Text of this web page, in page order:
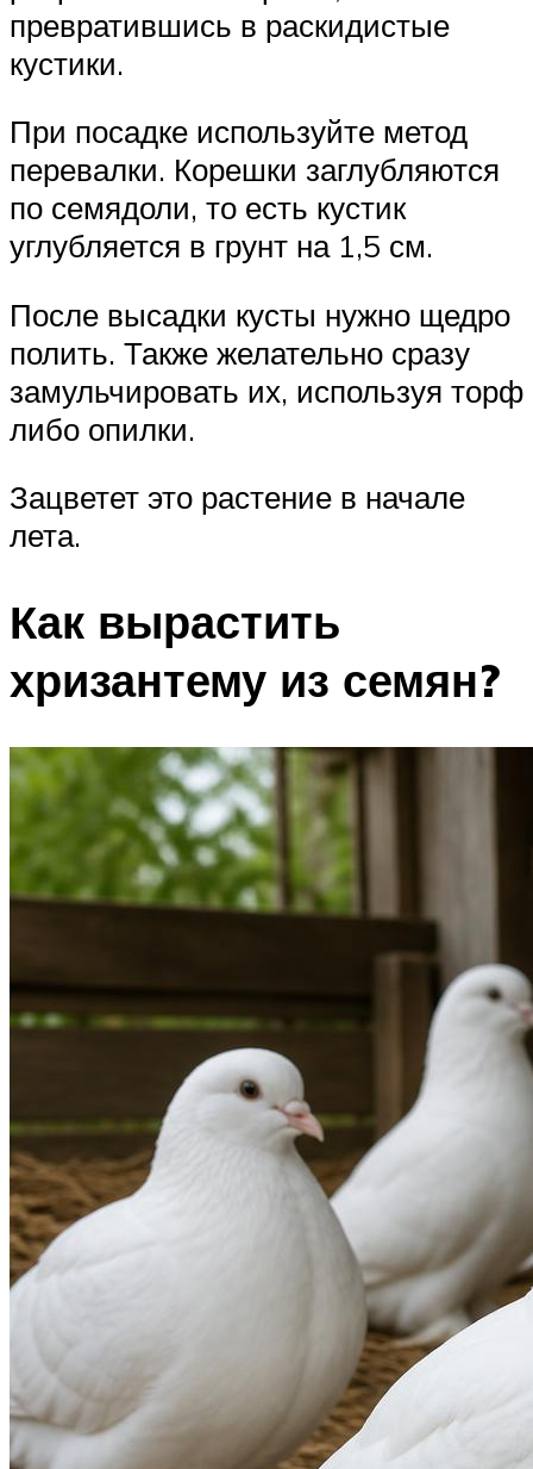
превратившись в раскидистые
кустики.
При посадке используйте метод
перевалки. Корешки заглубляются
по семядоли, то есть кустик
углубляется в грунт на 1,5 см.
После высадки кусты нужно щедро
полить. Также желательно сразу
замульчировать их, используя торф
либо опилки.
Зацветет это растение в начале
лета.
Как вырастить
хризантему из семян?